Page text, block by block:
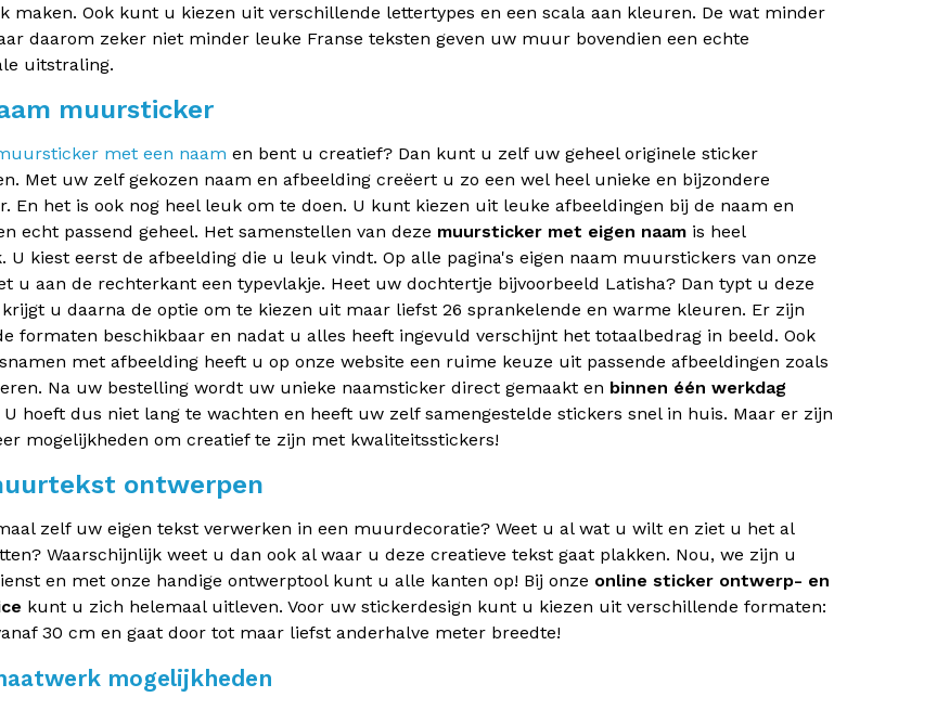
maken. Ook kunt u kiezen uit verschillende lettertypes en een scala aan kleuren. De wat minder
daarom zeker niet minder leuke Franse teksten geven uw muur bovendien een echte
uitstraling.
muursticker
met een naam en bent u creatief? Dan kunt u zelf uw geheel originele sticker
Met uw zelf gekozen naam en afbeelding creëert u zo een wel heel unieke en bijzondere
En het is ook nog heel leuk om te doen. U kunt kiezen uit leuke afbeeldingen bij de naam en
echt passend geheel. Het samenstellen van deze muursticker met eigen naamis heel
U kiest eerst de afbeelding die u leuk vindt. Op alle pagina's eigen naam muurstickers van onze
u aan de rechterkant een typevlakje. Heet uw dochtertje bijvoorbeeld Latisha? Dan typt u deze
u daarna de optie om te kiezen uit maar liefst 26 sprankelende en warme kleuren. Er zijn
formaten beschikbaar en nadat u alles heeft ingevuld verschijnt het totaalbedrag in beeld. Ook
met afbeelding heeft u op onze website een ruime keuze uit passende afbeeldingen zoals
Na uw bestelling wordt uw unieke naamsticker direct gemaakt en binnen één werkdag
U hoeft dus niet lang te wachten en heeft uw zelf samengestelde stickers snel in huis. Maar er zijn
mogelijkheden om creatief te zijn met kwaliteitsstickers!
ontwerpen
zelf uw eigen tekst verwerken in een muurdecoratie? Weet u al wat u wilt en ziet u het al
Waarschijnlijk weet u dan ook al waar u deze creatieve tekst gaat plakken. Nou, we zijn u
en met onze handige ontwerptool kunt u alle kanten op! Bij onze online sticker ontwerp- en
kunt u zich helemaal uitleven. Voor uw stickerdesign kunt u kiezen uit verschillende formaten:
30 cm en gaat door tot maar liefst anderhalve meter breedte!
mogelijkheden